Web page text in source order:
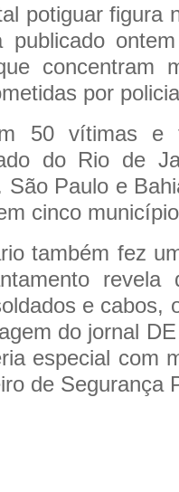
potiguar figura
publicado
concentram
por
50 vítimas
do Rio de
São Paulo e
cinco
também fez
e cabos,
do jornal
especial com
de Segurança